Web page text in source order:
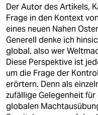
Der Autor des Artikels,
Frage in den Kontext
eines neuen Nahen
Generell denke ich
global, also wer
Diese Perspektive ist
um die Frage der
erörtern. Denn als
zufällige Gelegenheit
globalen